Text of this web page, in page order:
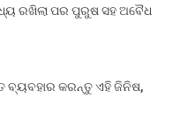
ରଖିଲା ପର ପୁରୁଷ ସହ ଅବୈଧ
ବ୍ୟବହାର କରନ୍ତୁ ଏହି ଜିନିଷ,